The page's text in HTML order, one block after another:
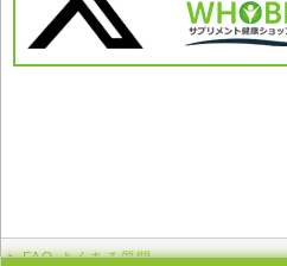
FAQ よくある質問